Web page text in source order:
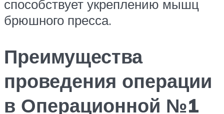
способствует укреплению мышц
брюшного пресса.
Преимущества
проведения операции
в Операционной №1